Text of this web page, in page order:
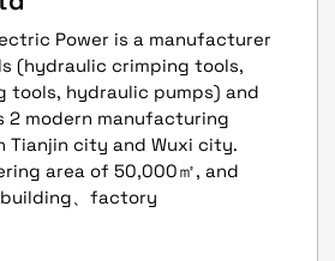
Power is a manufacturer
(hydraulic crimping tools,
tools, hydraulic pumps) and
2 modern manufacturing
Tianjin city and Wuxi city.
area of 50,000㎡, and
、factory